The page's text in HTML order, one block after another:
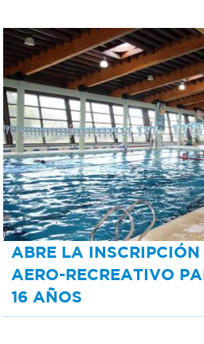
ABRE LA
AERO-RECREATIVO
16 AÑOS